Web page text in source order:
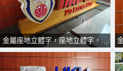
金屬座地立體字，座地立體字，大型立體字擺設，立體logo擺設，立體字製作，訂製立體字